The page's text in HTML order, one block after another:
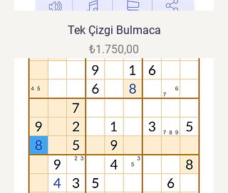
Tek Çizgi Bulmaca
Fiyat
₺1.750,00